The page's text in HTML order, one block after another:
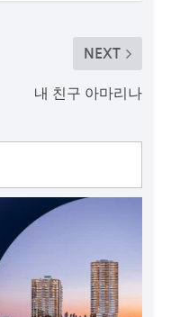
NEXT
내 친구 아마리나